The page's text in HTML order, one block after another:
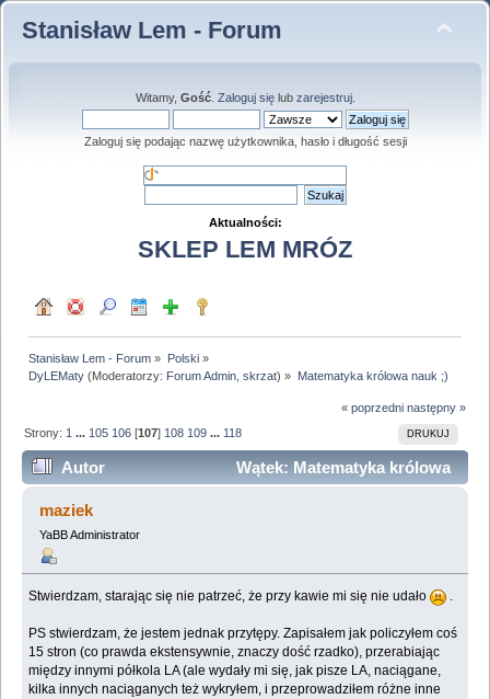
Stanisław Lem - Forum
Witamy, Gość. Zaloguj sięlub zarejestruj.
Zaloguj się podając nazwę użytkownika, hasło i długość sesji
Aktualności:
SKLEP LEM MRÓZ
Stanisław Lem - Forum » Polski»
DyLEMaty (Moderatorzy: Forum Admin ,skrzat) » Matematyka królowa nauk ;)
« poprzedni następny »
DRUKUJ
Strony: 1 ... 105 106 [107] 108 109 ... 118
Autor
Wątek: Matematyka królowa
nauk ;) (Przeczytany 1970774 razy)
maziek
YaBB Administrator
Stwierdzam, starając się nie patrzeć, że przy kawie mi się nie udało .
PS stwierdzam, że jestem jednak przytępy. Zapisałem jak policzyłem coś
15 stron (co prawda ekstensywnie, znaczy dość rzadko), przerabiając
między innymi półkola LA (ale wydały mi się, jak pisze LA, naciągane,
kilka innych naciąganych też wykryłem, i przeprowadziłem różne inne